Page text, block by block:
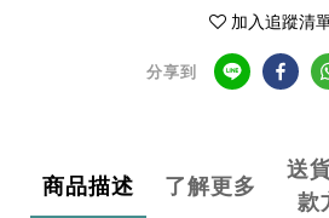
加入追蹤清
分享到
商品描述 了解更多
送
款